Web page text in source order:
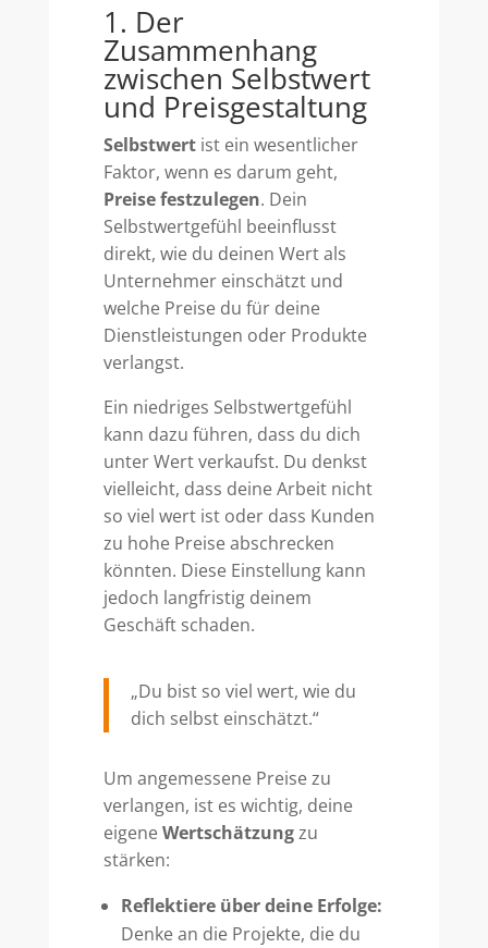
1. Der
Zusammenhang
zwischen Selbstwert
und Preisgestaltung
Selbstwertist ein wesentlicher
Faktor, wenn es darum geht,
Preise festzulegen. Dein
Selbstwertgefühl beeinflusst
direkt, wie du deinen Wert als
Unternehmer einschätzt und
welche Preise du für deine
Dienstleistungen oder Produkte
verlangst.
Ein niedriges Selbstwertgefühl
kann dazu führen, dass du dich
unter Wert verkaufst. Du denkst
vielleicht, dass deine Arbeit nicht
so viel wert ist oder dass Kunden
zu hohe Preise abschrecken
könnten. Diese Einstellung kann
jedoch langfristig deinem
Geschäft schaden.
„Du bist so viel wert, wie du
dich selbst einschätzt.“
Um angemessene Preise zu
verlangen, ist es wichtig, deine
eigeneWertschätzungzu
stärken:
Reflektiere über deine Erfolge:
Denke an die Projekte, die du